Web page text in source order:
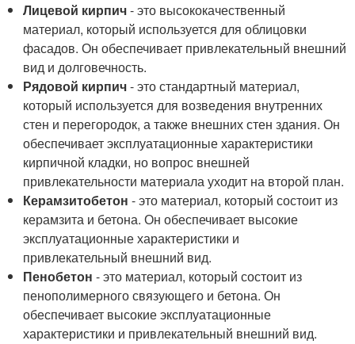
Лицевой кирпич- это высококачественный
материал, который используется для облицовки
фасадов. Он обеспечивает привлекательный внешний
вид и долговечность.
Рядовой кирпич- это стандартный материал,
который используется для возведения внутренних
стен и перегородок, а также внешних стен здания. Он
обеспечивает эксплуатационные характеристики
кирпичной кладки, но вопрос внешней
привлекательности материала уходит на второй план.
Керамзитобетон - это материал, который состоит из
керамзита и бетона. Он обеспечивает высокие
эксплуатационные характеристики и
привлекательный внешний вид.
Пенобетон - это материал, который состоит из
пенополимерного связующего и бетона. Он
обеспечивает высокие эксплуатационные
характеристики и привлекательный внешний вид.